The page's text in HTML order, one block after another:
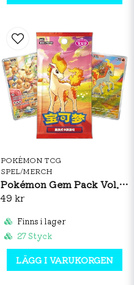
POKÉMON TCG
SPEL/MERCH
Pokémon Gem Pack Vol. 4 Booster Pack (S-CH)
49 kr
Finns i lager
27 Styck
LÄGG I VARUKORGEN